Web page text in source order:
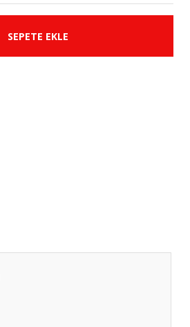
SEPETE EKLE